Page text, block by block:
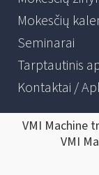
Mokesčių
Seminarai
Tarptautinis
Kontaktai /
VMI Machine
VMI